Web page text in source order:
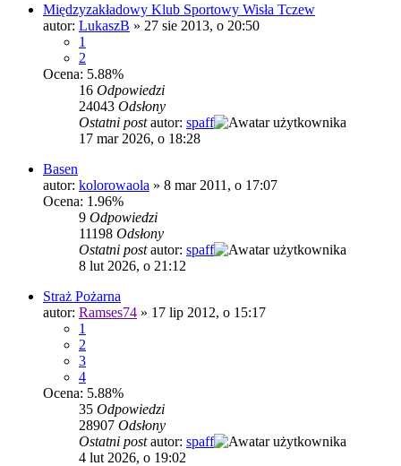
Międzyzakładowy Klub Sportowy Wisła Tczew
autor: LukaszB » 27 sie 2013, o 20:50
1
2
Ocena: 5.88%
16 Odpowiedzi
24043 Odsłony
Ostatni postautor: spaff
17 mar 2026, o 18:28
Basen
autor: kolorowaola » 8 mar 2011, o 17:07
Ocena: 1.96%
9 Odpowiedzi
11198 Odsłony
Ostatni postautor: spaff
8 lut 2026, o 21:12
Straż Pożarna
autor: Ramses74 » 17 lip 2012, o 15:17
1
2
3
4
Ocena: 5.88%
35 Odpowiedzi
28907 Odsłony
Ostatni postautor: spaff
4 lut 2026, o 19:02